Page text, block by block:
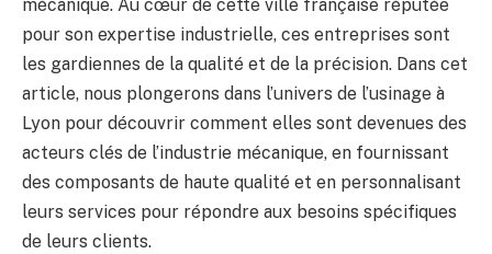
mécanique. Au cœur de cette ville française réputée
pour son expertise industrielle, ces entreprises sont
les gardiennes de la qualité et de la précision. Dans cet
article, nous plongerons dans l’univers de l’usinage à
Lyon pour découvrir comment elles sont devenues des
acteurs clés de l’industrie mécanique, en fournissant
des composants de haute qualité et en personnalisant
leurs services pour répondre aux besoins spécifiques
de leurs clients.